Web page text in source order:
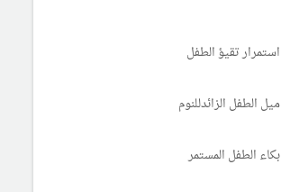
استمرار تقيؤ الطفل
ميل الطفل الزائدللنوم
بكاء الطفل المستمر